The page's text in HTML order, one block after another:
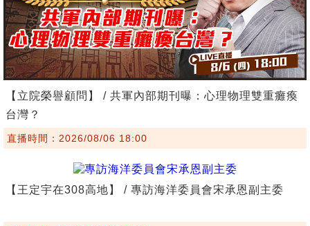
【立院榮譽顧問】 / 共軍內部期刊曝：心理物理雙重癱瘓
台灣？
直播時間：2026/08/06 18:00
【王定宇在308高地】 / 專訪海洋委員會宋承恩副主委